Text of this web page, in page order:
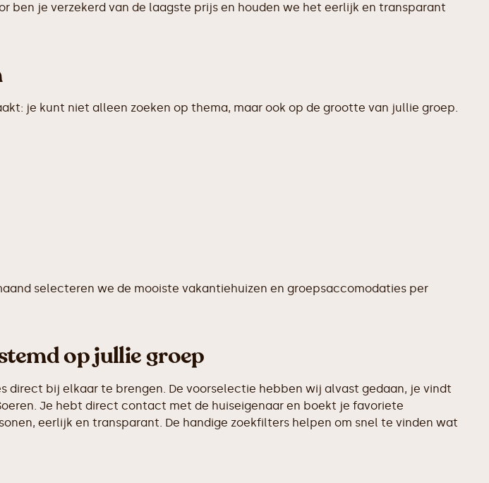
ben je verzekerd van de laagste prijs en houden we het eerlijk en transparant
je kunt niet alleen zoeken op thema, maar ook op de grootte van jullie groep.
selecteren we de mooiste vakantiehuizen en groepsaccomodaties per
op jullie groep
bij elkaar te brengen. De voorselectie hebben wij alvast gedaan, je vindt
Je hebt direct contact met de huiseigenaar en boekt je favoriete
eerlijk en transparant. De handige zoekfilters helpen om snel te vinden wat